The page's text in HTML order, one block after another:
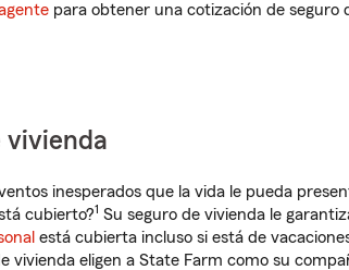
para obtener una cotización de seguro
vivienda
inesperados que la vida le pueda
cubierto?1 Su seguro de vivienda le
está cubierta incluso si está de
vivienda eligen a State Farm como su